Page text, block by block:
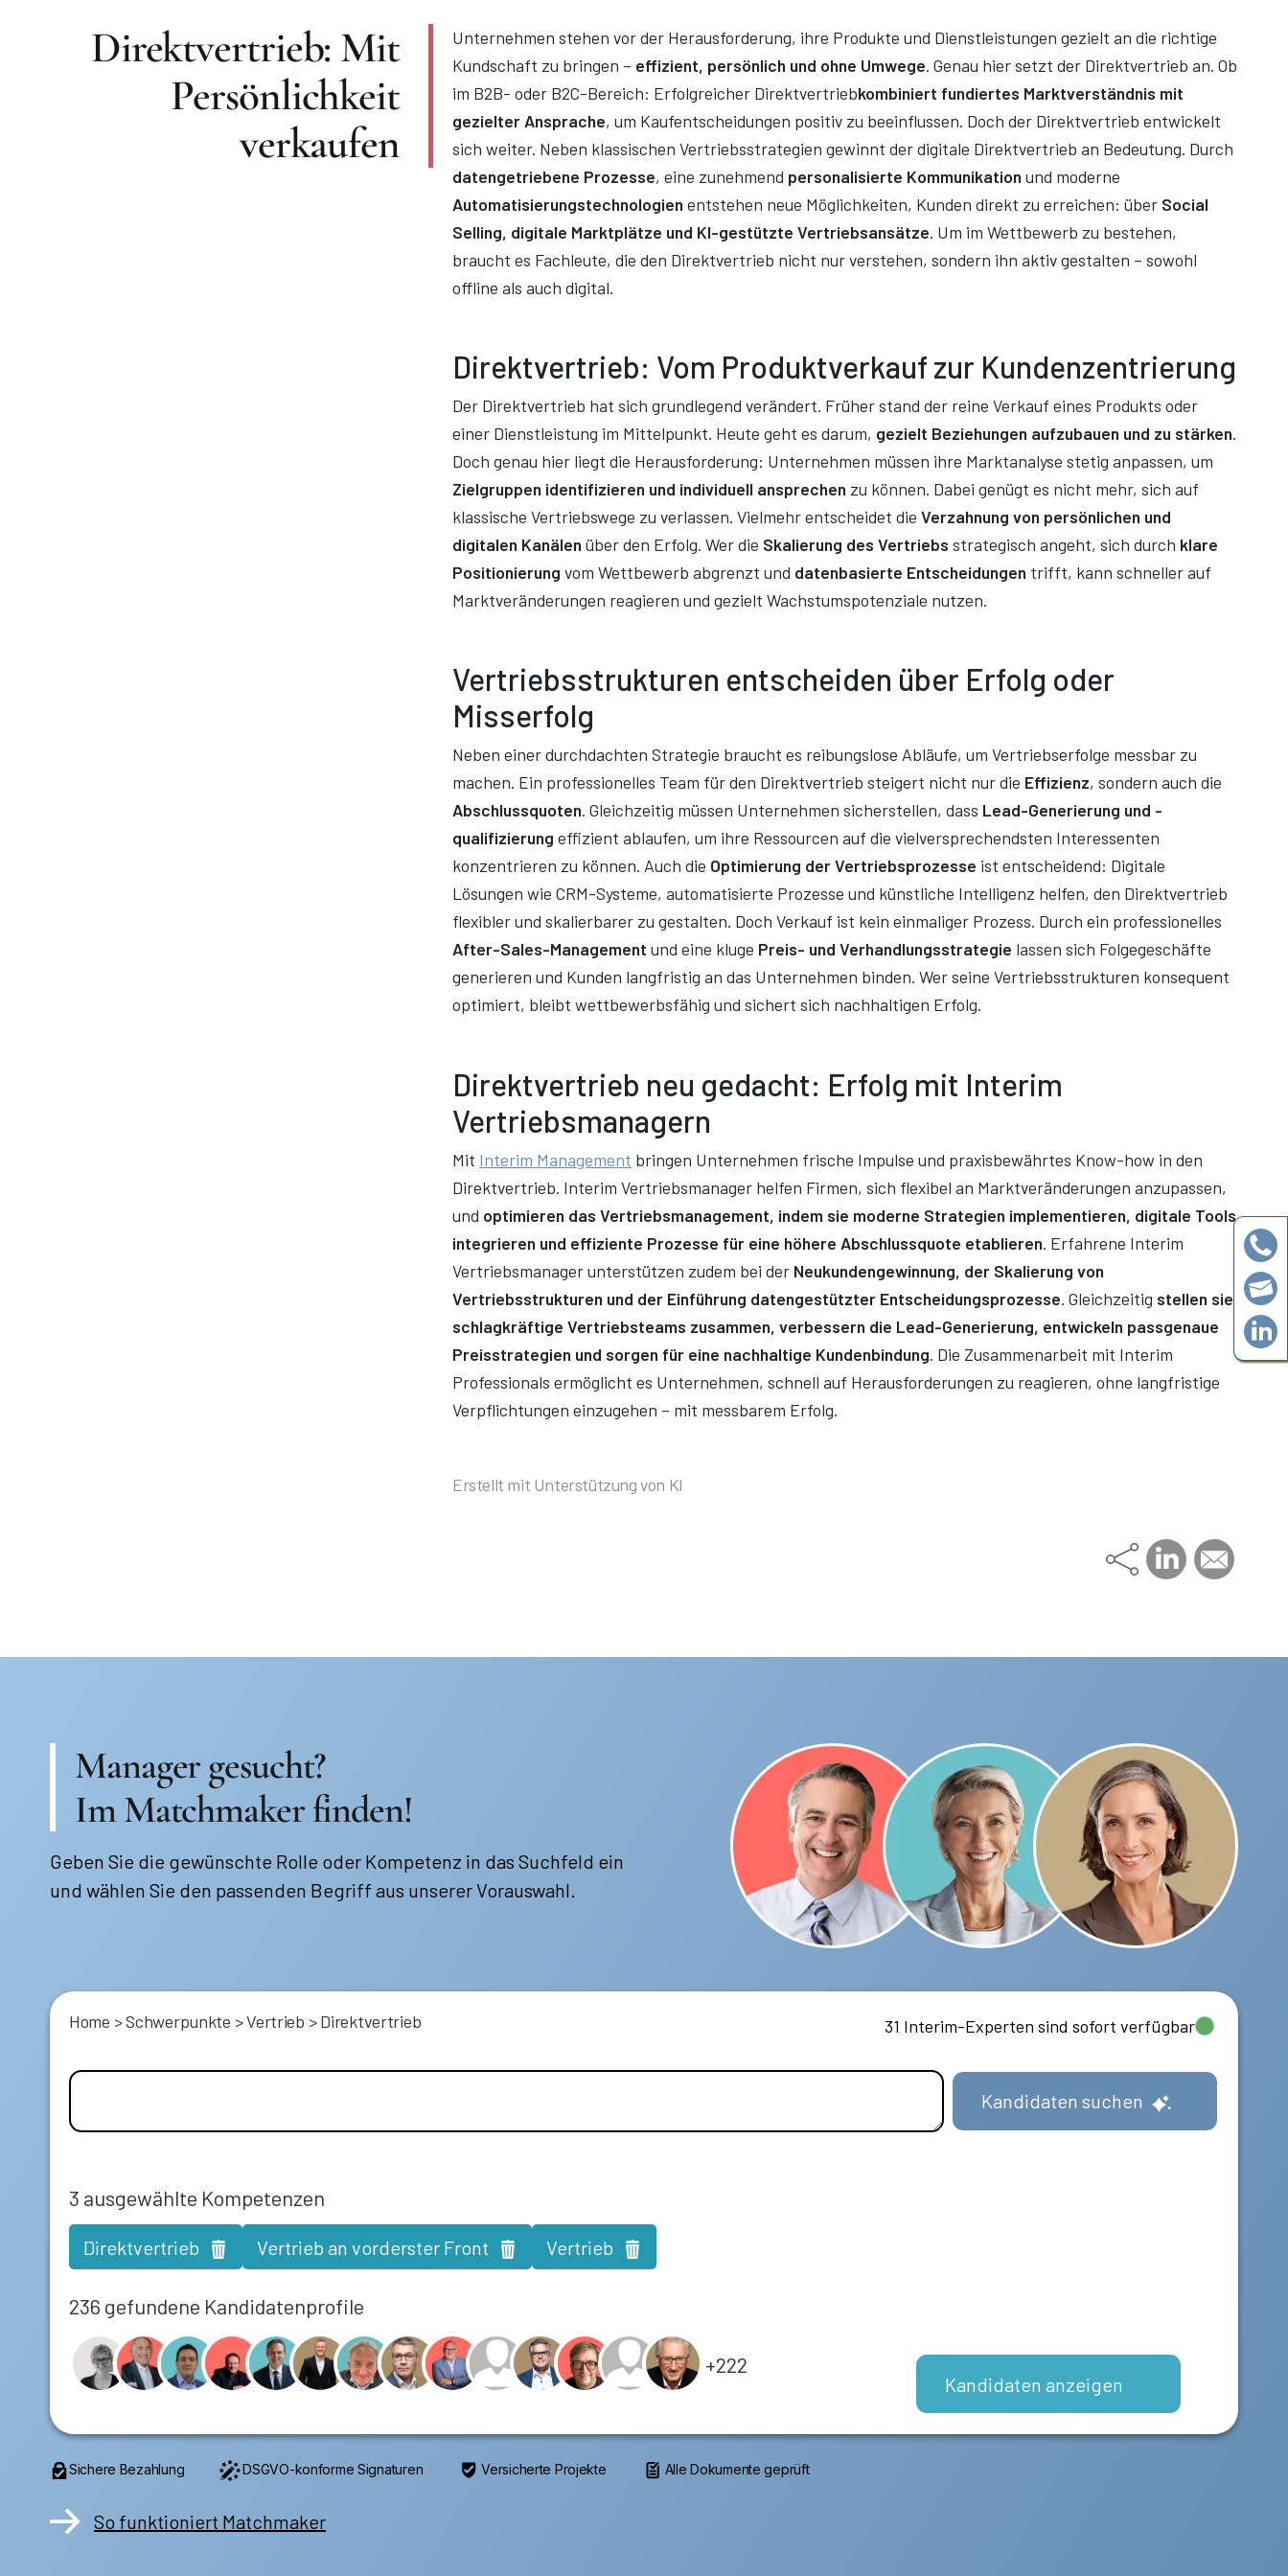
Direktvertrieb: Mit
Persönlichkeit
verkaufen
Unternehmen stehen vor der Herausforderung, ihre Produkte und Dienstleistungen gezielt an die richtige
Kundschaft zu bringen – effizient, persönlich und ohne Umwege. Genau hier setzt der Direktvertrieb an. Ob
im B2B- oder B2C-Bereich: Erfolgreicher Direktvertriebkombiniert fundiertes Marktverständnis mit
gezielter Ansprache, um Kaufentscheidungen positiv zu beeinflussen. Doch der Direktvertrieb entwickelt
sich weiter. Neben klassischen Vertriebsstrategien gewinnt der digitale Direktvertrieb an Bedeutung. Durch
datengetriebene Prozesse, eine zunehmend personalisierte Kommunikation und moderne
Automatisierungstechnologien entstehen neue Möglichkeiten, Kunden direkt zu erreichen: über Social
Selling, digitale Marktplätze und KI-gestützte Vertriebsansätze. Um im Wettbewerb zu bestehen,
braucht es Fachleute, die den Direktvertrieb nicht nur verstehen, sondern ihn aktiv gestalten – sowohl
offline als auch digital.
Direktvertrieb: Vom Produktverkauf zur Kundenzentrierung
Der Direktvertrieb hat sich grundlegend verändert. Früher stand der reine Verkauf eines Produkts oder
einer Dienstleistung im Mittelpunkt. Heute geht es darum, gezielt Beziehungen aufzubauen und zu stärken.
Doch genau hier liegt die Herausforderung: Unternehmen müssen ihre Marktanalyse stetig anpassen, um
Zielgruppen identifizieren und individuell ansprechen zu können. Dabei genügt es nicht mehr, sich auf
klassische Vertriebswege zu verlassen. Vielmehr entscheidet die Verzahnung von persönlichen und
digitalen Kanälen über den Erfolg. Wer die Skalierung des Vertriebs strategisch angeht, sich durch klare
Positionierung vom Wettbewerb abgrenzt und datenbasierte Entscheidungen trifft, kann schneller auf
Marktveränderungen reagieren und gezielt Wachstumspotenziale nutzen.
Vertriebsstrukturen entscheiden über Erfolg oder
Misserfolg
Neben einer durchdachten Strategie braucht es reibungslose Abläufe, um Vertriebserfolge messbar zu
machen. Ein professionelles Team für den Direktvertrieb steigert nicht nur die Effizienz, sondern auch die
Abschlussquoten. Gleichzeitig müssen Unternehmen sicherstellen, dass Lead-Generierung und -
qualifizierung effizient ablaufen, um ihre Ressourcen auf die vielversprechendsten Interessenten
konzentrieren zu können. Auch die Optimierung der Vertriebsprozesse ist entscheidend: Digitale
Lösungen wie CRM-Systeme, automatisierte Prozesse und künstliche Intelligenz helfen, den Direktvertrieb
flexibler und skalierbarer zu gestalten. Doch Verkauf ist kein einmaliger Prozess. Durch ein professionelles
After-Sales-Management und eine kluge Preis- und Verhandlungsstrategie lassen sich Folgegeschäfte
generieren und Kunden langfristig an das Unternehmen binden. Wer seine Vertriebsstrukturen konsequent
optimiert, bleibt wettbewerbsfähig und sichert sich nachhaltigen Erfolg.
Direktvertrieb neu gedacht: Erfolg mit Interim
Vertriebsmanagern
Mit Interim Management bringen Unternehmen frische Impulse und praxisbewährtes Know-how in den
Direktvertrieb. Interim Vertriebsmanager helfen Firmen, sich flexibel an Marktveränderungen anzupassen,
und optimieren das Vertriebsmanagement, indem sie moderne Strategien implementieren, digitale Tools
integrieren und effiziente Prozesse für eine höhere Abschlussquote etablieren. Erfahrene Interim
Vertriebsmanager unterstützen zudem bei der Neukundengewinnung, der Skalierung von
Vertriebsstrukturen und der Einführung datengestützter Entscheidungsprozesse. Gleichzeitig stellen sie
schlagkräftige Vertriebsteams zusammen, verbessern die Lead-Generierung, entwickeln passgenaue
Preisstrategien und sorgen für eine nachhaltige Kundenbindung. Die Zusammenarbeit mit Interim
Professionals ermöglicht es Unternehmen, schnell auf Herausforderungen zu reagieren, ohne langfristige
Verpflichtungen einzugehen – mit messbarem Erfolg.
Erstellt mit Unterstützung von KI
Manager gesucht?
Im Matchmaker finden!
Geben Sie die gewünschte Rolle oder Kompetenz in das Suchfeld ein
und wählen Sie den passenden Begriff aus unserer Vorauswahl.
31 Interim-Experten sind sofort verfügbar
Home >Schwerpunkte >Vertrieb >Direktvertrieb
Kandidaten suchen
3 ausgewählte Kompetenzen
Direktvertrieb Vertrieb an vorderster Front Vertrieb
236 gefundene Kandidatenprofile
+222
Kandidaten anzeigen
Sichere Bezahlung DSGVO-konforme Signaturen Versicherte Projekte Alle Dokumente geprüft
So funktioniert Matchmaker